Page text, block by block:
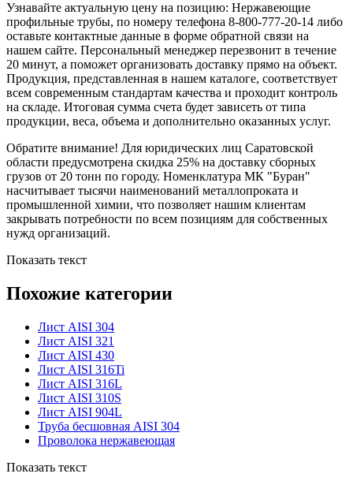
Узнавайте актуальную цену на позицию: Нержавеющие
профильные трубы, по номеру телефона 8-800-777-20-14 либо
оставьте контактные данные в форме обратной связи на
нашем сайте. Персональный менеджер перезвонит в течение
20 минут, а поможет организовать доставку прямо на объект.
Продукция, представленная в нашем каталоге, соответствует
всем современным стандартам качества и проходит контроль
на складе. Итоговая сумма счета будет зависеть от типа
продукции, веса, объема и дополнительно оказанных услуг.
Обратите внимание! Для юридических лиц Саратовской
области предусмотрена скидка 25% на доставку сборных
грузов от 20 тонн по городу. Номенклатура МК "Буран"
насчитывает тысячи наименований металлопроката и
промышленной химии, что позволяет нашим клиентам
закрывать потребности по всем позициям для собственных
нужд организаций.
Показать текст
Похожие категории
Лист AISI 304
Лист AISI 321
Лист AISI 430
Лист AISI 316Ti
Лист AISI 316L
Лист AISI 310S
Лист AISI 904L
Труба бесшовная AISI 304
Проволока нержавеющая
Показать текст